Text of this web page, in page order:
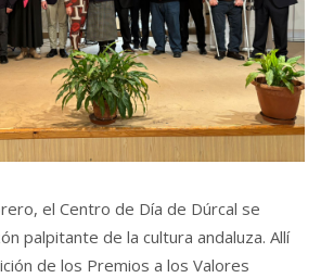
el Centro de Día de Dúrcal se
palpitante de la cultura andaluza. Allí
de los Premios a los Valores